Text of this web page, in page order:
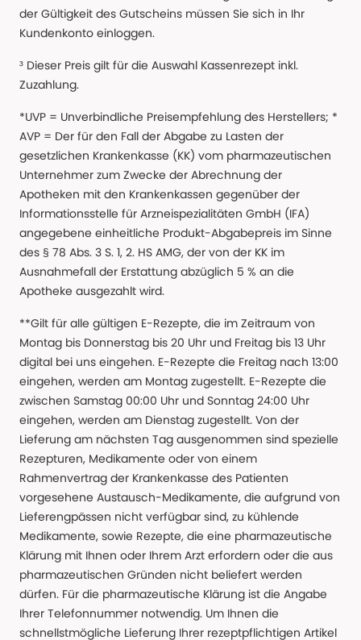
der Gültigkeit des Gutscheins müssen Sie sich in Ihr
Kundenkonto einloggen.
³ Dieser Preis gilt für die Auswahl Kassenrezept inkl.
Zuzahlung.
*UVP = Unverbindliche Preisempfehlung des Herstellers; *
AVP = Der für den Fall der Abgabe zu Lasten der
gesetzlichen Krankenkasse (KK) vom pharmazeutischen
Unternehmer zum Zwecke der Abrechnung der
Apotheken mit den Krankenkassen gegenüber der
Informationsstelle für Arzneispezialitäten GmbH (IFA)
angegebene einheitliche Produkt-Abgabepreis im Sinne
des § 78 Abs. 3 S. 1, 2. HS AMG, der von der KK im
Ausnahmefall der Erstattung abzüglich 5 % an die
Apotheke ausgezahlt wird.
**Gilt für alle gültigen E-Rezepte, die im Zeitraum von
Montag bis Donnerstag bis 20 Uhr und Freitag bis 13 Uhr
digital bei uns eingehen. E-Rezepte die Freitag nach 13:00
eingehen, werden am Montag zugestellt. E-Rezepte die
zwischen Samstag 00:00 Uhr und Sonntag 24:00 Uhr
eingehen, werden am Dienstag zugestellt. Von der
Lieferung am nächsten Tag ausgenommen sind spezielle
Rezepturen, Medikamente oder von einem
Rahmenvertrag der Krankenkasse des Patienten
vorgesehene Austausch-Medikamente, die aufgrund von
Lieferengpässen nicht verfügbar sind, zu kühlende
Medikamente, sowie Rezepte, die eine pharmazeutische
Klärung mit Ihnen oder Ihrem Arzt erfordern oder die aus
pharmazeutischen Gründen nicht beliefert werden
dürfen. Für die pharmazeutische Klärung ist die Angabe
Ihrer Telefonnummer notwendig. Um Ihnen die
schnellstmögliche Lieferung Ihrer rezeptpflichtigen Artikel